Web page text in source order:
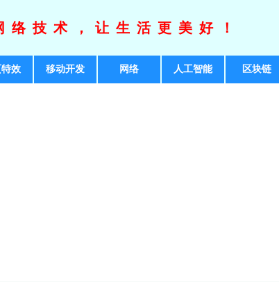
络技术，让生活更美好！
特效 移动开发 网络 人工智能 区块链